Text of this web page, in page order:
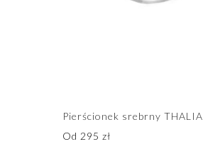
Pierścionek srebrny THALIA
Od 295 zł